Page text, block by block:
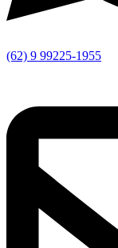
(62) 9 99225-1955